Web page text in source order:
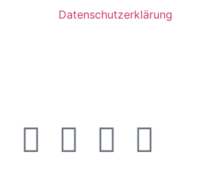
Datenschutzerklärung